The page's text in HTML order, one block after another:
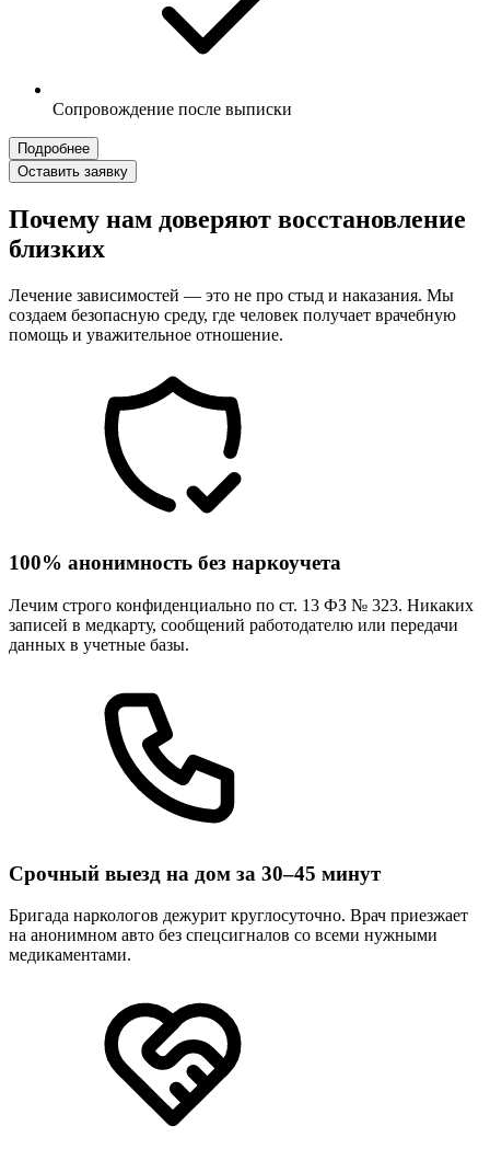
Сопровождение после выписки
Подробнее
Оставить заявку
Почему нам доверяют восстановление
близких
Лечение зависимостей — это не про стыд и наказания. Мы
создаем безопасную среду, где человек получает врачебную
помощь и уважительное отношение.
100% анонимность без наркоучета
Лечим строго конфиденциально по ст. 13 ФЗ № 323. Никаких
записей в медкарту, сообщений работодателю или передачи
данных в учетные базы.
Срочный выезд на дом за 30–45 минут
Бригада наркологов дежурит круглосуточно. Врач приезжает
на анонимном авто без спецсигналов со всеми нужными
медикаментами.